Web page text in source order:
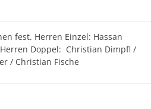
fest. Herren Einzel: Hassan
Doppel: Christian Dimpfl /
/ Christian Fische